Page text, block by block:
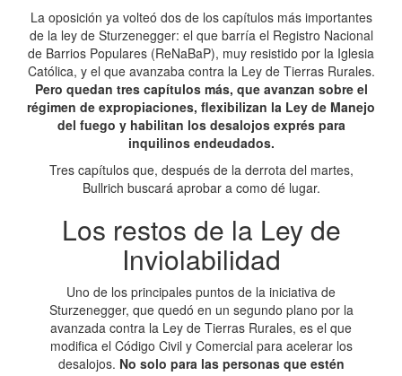
La oposición ya volteó dos de los capítulos más importantes
de la ley de Sturzenegger: el que barría el Registro Nacional
de Barrios Populares (ReNaBaP), muy resistido por la Iglesia
Católica, y el que avanzaba contra la Ley de Tierras Rurales.
Pero quedan tres capítulos más, que avanzan sobre el
régimen de expropiaciones, flexibilizan la Ley de Manejo
del fuego y habilitan los desalojos exprés para
inquilinos endeudados.
Tres capítulos que, después de la derrota del martes,
Bullrich buscará aprobar a como dé lugar.
Los restos de la Ley de
Inviolabilidad
Uno de los principales puntos de la iniciativa de
Sturzenegger, que quedó en un segundo plano por la
avanzada contra la Ley de Tierras Rurales, es el que
modifica el Código Civil y Comercial para acelerar los
desalojos. No solo para las personas que estén